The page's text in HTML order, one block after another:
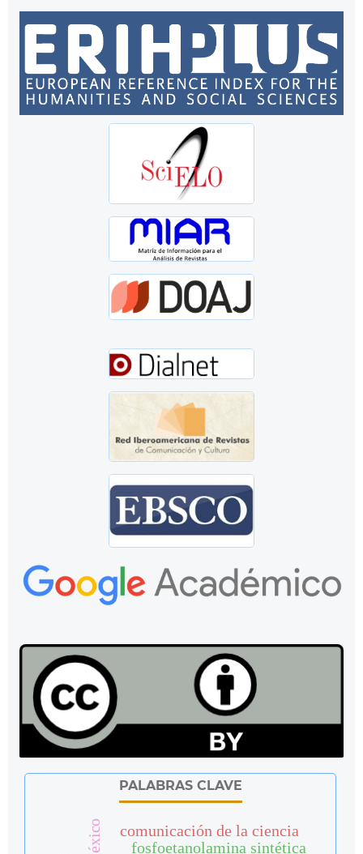
PALABRAS CLAVE
fosfoetanolamina sintética
comunicación de la ciencia
méxico